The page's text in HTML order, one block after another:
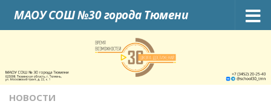
Skip to content
МАОУ СОШ №30 города Тюмени
НОВОСТИ